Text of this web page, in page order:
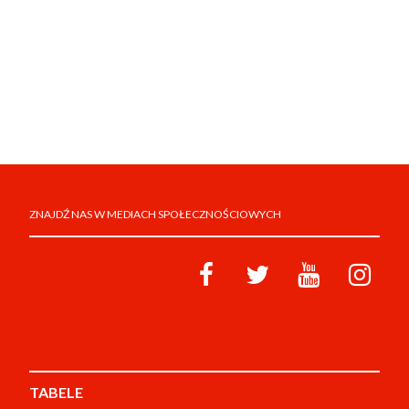
ZNAJDŹ NAS W MEDIACH SPOŁECZNOŚCIOWYCH
TABELE